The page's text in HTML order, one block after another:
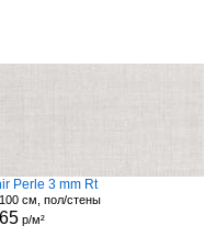
Perle 3 mm Rt
см, пол/стены
р/м²